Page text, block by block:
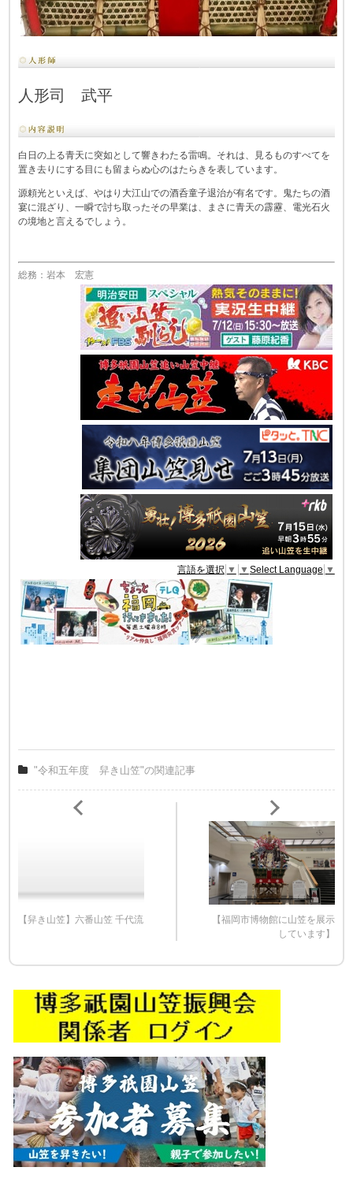
人形司 武平
白日の上る青天に突如として響きわたる雷鳴。それは、見るものすべてを
置き去りにする目にも留まらぬ心のはたらきを表しています。
源頼光といえば、やはり大江山での酒呑童子退治が有名です。鬼たちの酒
宴に混ざり、一瞬で討ち取ったその早業は、まさに青天の霹靂、電光石火
の境地と言えるでしょう。
総務：岩本 宏憲
言語を選択 ▼ ▼ Select Language ▼
"令和五年度 舁き山笠"の関連記事
【舁き山笠】六番山笠 千代流
【福岡市博物館に山笠を展示
しています】